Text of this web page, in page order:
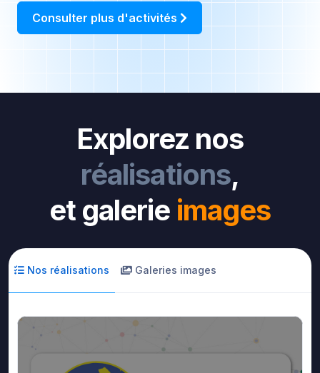
Consulter plus d'activités
Explorez nos
réalisations,
et galerie images
Nos réalisations Galeries images